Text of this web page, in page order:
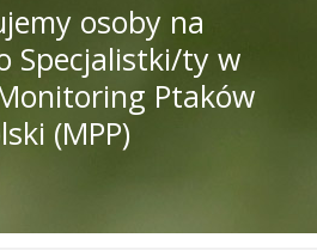
osoby na
Specjalistki/ty w
Ptaków
(MPP)